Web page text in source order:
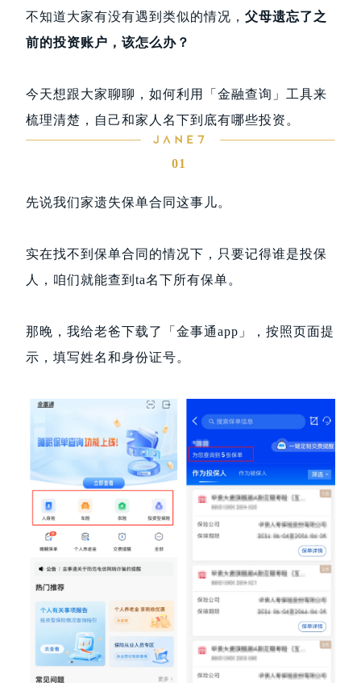
不知道大家有没有遇到类似的情况， 父母遗忘了之
前的投资账户，该怎么办？
今天想跟大家聊聊，如何利用「金融查询」工具来
梳理清楚，自己和家人名下到底有哪些投资。
01
先说我们家遗失保单合同这事儿。
实在找不到保单合同的情况下，只要记得谁是投保
人，咱们就能查到ta名下所有保单。
那晚，我给老爸下载了「金事通app」，按照页面提
示，填写姓名和身份证号。